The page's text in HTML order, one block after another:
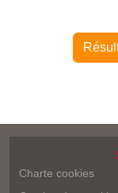
Charte cookies